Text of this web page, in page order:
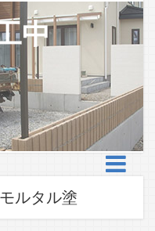
中
ルタル塗